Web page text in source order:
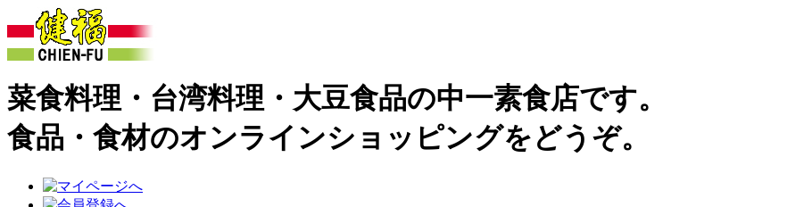
菜食料理・台湾料理・大豆食品の中一素食店です。
食品・食材のオンラインショッピングをどうぞ。